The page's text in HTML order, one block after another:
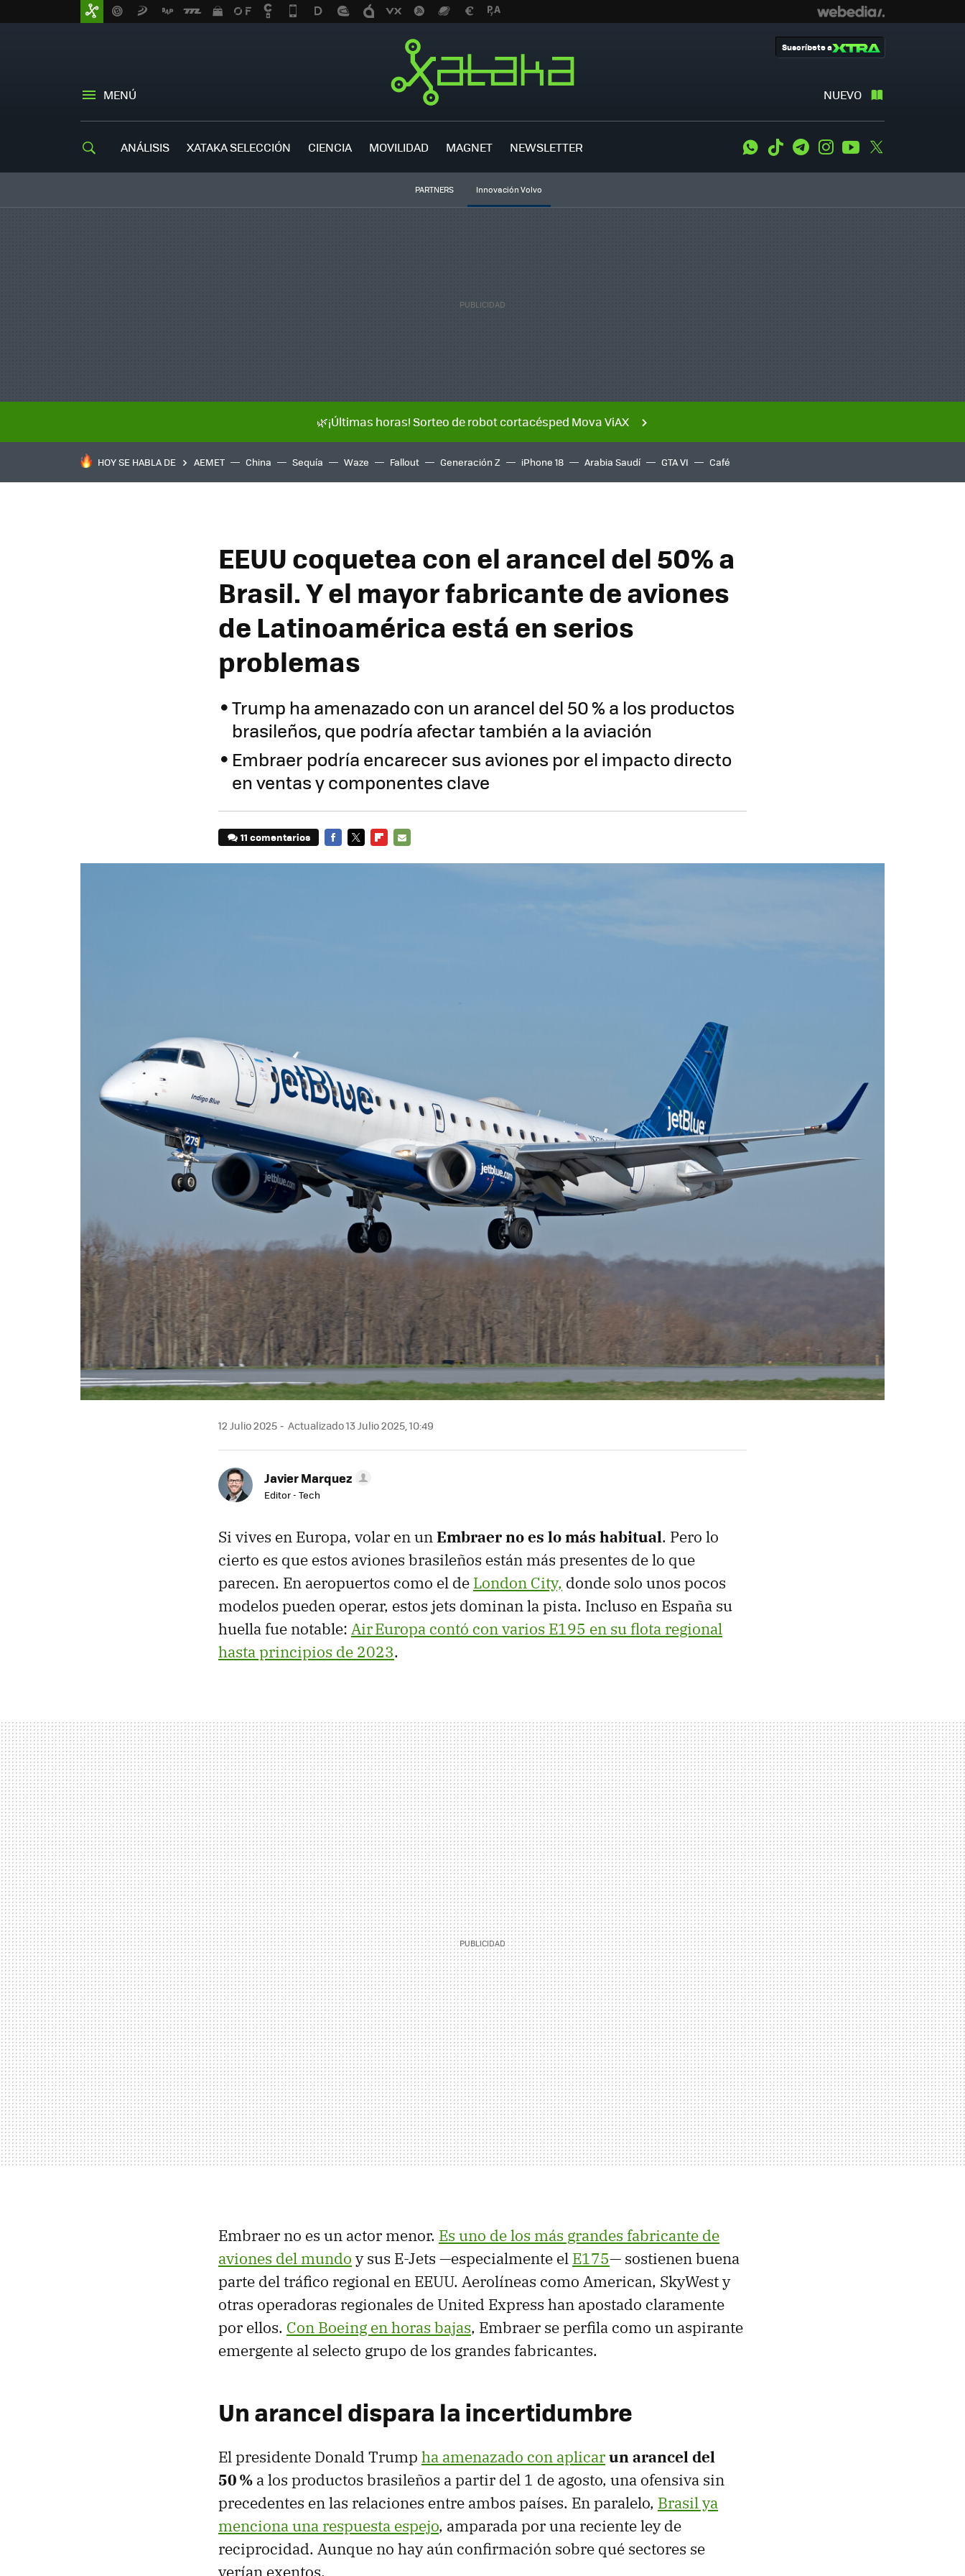
MENÚ NUEVO
Suscríbete a
ANÁLISIS XATAKA SELECCIÓN CIENCIA MOVILIDAD MAGNET NEWSLETTER WhatsApp
Tiktok TelegramInstagramYoutube
PARTNERS Innovación Volvo
🌿¡Últimas horas! Sorteo de robot cortacésped Mova ViAX
HOY SE HABLA DE AEMET China Sequía Waze Fallout Generación Z iPhone 18 Arabia Saudí GTA VI Café
EEUU coquetea con el arancel del 50% a
Brasil. Y el mayor fabricante de aviones
de Latinoamérica está en serios
problemas
Trump ha amenazado con un arancel del 50 % a los productos
brasileños, que podría afectar también a la aviación
Embraer podría encarecer sus aviones por el impacto directo
en ventas y componentes clave
11 comentarios
12 Julio 2025 Actualizado 13 Julio 2025, 10:49
Javier Marquez
Editor - Tech
Si vives en Europa, volar en unEmbraer no es lo más habitual. Pero lo
cierto es que estos aviones brasileños están más presentes de lo que
parecen. En aeropuertos como el de London City, donde solo unos pocos
modelos pueden operar, estos jets dominan la pista. Incluso en España su
huella fue notable: Air Europa contó con varios E195 en su flota regional
hasta principios de 2023.
Embraer no es un actor menor. Es uno de los más grandes fabricante de
aviones del mundo y sus E-Jets —especialmente el E175— sostienen buena
parte del tráfico regional en EEUU. Aerolíneas como American, SkyWest y
otras operadoras regionales de United Express han apostado claramente
por ellos. Con Boeing en horas bajas, Embraer se perfila como un aspirante
emergente al selecto grupo de los grandes fabricantes.
Un arancel dispara la incertidumbre
El presidente Donald Trump ha amenazado con aplicarun arancel del
50 % a los productos brasileños a partir del 1 de agosto, una ofensiva sin
precedentes en las relaciones entre ambos países. En paralelo, Brasil ya
menciona una respuesta espejo, amparada por una reciente ley de
reciprocidad. Aunque no hay aún confirmación sobre qué sectores se
verían exentos.